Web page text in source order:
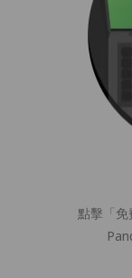
點擊「